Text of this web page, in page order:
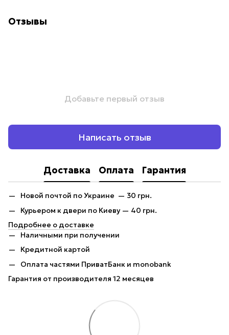
Отзывы
Добавьте первый отзыв
Написать отзыв
Доставка Оплата Гарантия
Новой почтой по Украине — 30 грн.
Курьером к двери по Киеву — 40 грн.
Подробнее о доставке
Наличными при получении
Кредитной картой
Оплата частями ПриватБанк и monobank
Гарантия от производителя 12 месяцев